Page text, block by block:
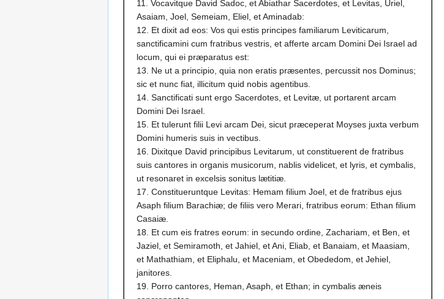
11. Vocavitque David Sadoc, et Abiathar Sacerdotes, et Levitas, Uriel,
Asaiam, Joel, Semeiam, Eliel, et Aminadab:
12. Et dixit ad eos: Vos qui estis principes familiarum Leviticarum,
sanctificamini cum fratribus vestris, et afferte arcam Domini Dei Israel ad
locum, qui ei præparatus est:
13. Ne ut a principio, quia non eratis præsentes, percussit nos Dominus;
sic et nunc fiat, illicitum quid nobis agentibus.
14. Sanctificati sunt ergo Sacerdotes, et Levitæ, ut portarent arcam
Domini Dei Israel.
15. Et tulerunt filii Levi arcam Dei, sicut præceperat Moyses juxta verbum
Domini humeris suis in vectibus.
16. Dixitque David principibus Levitarum, ut constituerent de fratribus
suis cantores in organis musicorum, nablis videlicet, et lyris, et cymbalis,
ut resonaret in excelsis sonitus lætitiæ.
17. Constitueruntque Levitas: Hemam filium Joel, et de fratribus ejus
Asaph filium Barachiæ; de filiis vero Merari, fratribus eorum: Ethan filium
Casaiæ.
18. Et cum eis fratres eorum: in secundo ordine, Zachariam, et Ben, et
Jaziel, et Semiramoth, et Jahiel, et Ani, Eliab, et Banaiam, et Maasiam,
et Mathathiam, et Eliphalu, et Maceniam, et Obededom, et Jehiel,
janitores.
19. Porro cantores, Heman, Asaph, et Ethan; in cymbalis æneis